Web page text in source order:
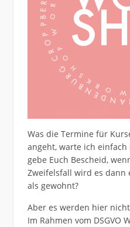
Was die Termine für
angeht, warte ich
gebe Euch Bescheid,
Zweifelsfall wird es dann
als gewohnt?
Aber es werden hier
Im Rahmen vom DSGVO